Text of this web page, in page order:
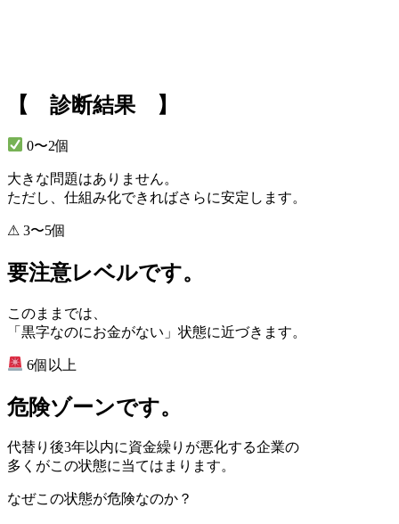
【 診断結果 】
0〜2個
大きな問題はありません。
ただし、仕組み化できればさらに安定します。
⚠ 3〜5個
要注意レベルです。
このままでは、
「黒字なのにお金がない」状態に近づきます。
6個以上
危険ゾーンです。
代替り後3年以内に資金繰りが悪化する企業の
多くがこの状態に当てはまります。
なぜこの状態が危険なのか？